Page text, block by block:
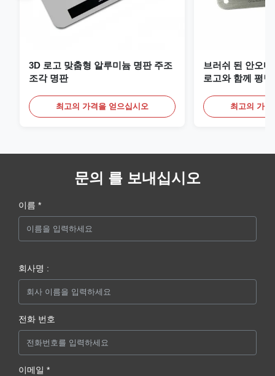
3D 로고 맞춤형 알루미늄 명판 주조
조각 명판
최고의 가격을 얻으십시오
브러쉬 된 안오
로고와 함께 평
최고의 가
문의 를 보내십시오
이름 *
회사명 :
전화 번호
이메일 *